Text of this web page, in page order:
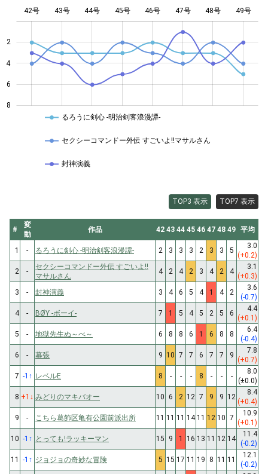
4
2
4
6
8
42号 43号 44号 45号 46号 47号 48号 49号
るろうに剣心 -明治剣客浪漫譚-
セクシーコマンドー外伝 すごいよ!!マサルさん
封神演義
TOP3 表示 TOP7 表示
#
変
動
作品 42 43 44 45 46 47 48 49 平均
1 - るろうに剣心 -明治剣客浪漫譚- 2 3 3 3 2 3 3 5
3.0
(+0.2)
2
-
セクシーコマンドー外伝 すごいよ!!
マサルさん
4 2 4 2 3 4 2 4
3.1
(+0.3)
3
- 封神演義 3 4 6 5 4 1 4 2
3.6
(-0.7)
4
- BØY -ボーイ- 7 1 5 4 5 2 5 6
4.4
(+0.1)
5
- 地獄先生ぬ～べ～ 6 8 8 6 1 6 8 8
6.4
(-0.4)
6
- 幕張 9 10 7 7 6 7 7 9
7.8
(+0.7)
7 -1 ↑ レベルE 8 - - - 8 - - -
8.0
(±0.0)
8 +1 ↓ みどりのマキバオー 10 6 2 12 7 9 9 12
8.4
(+0.4)
9
- こちら葛飾区亀有公園前派出所 11 11 11 14 11 12 10 7
10.9
(+0.1)
10 -1 ↑ とっても!ラッキーマン 15 9 1 16 13 11 12 14
11.4
(-0.2)
11
-1 ↑ ジョジョの奇妙な冒険 5 15 17 11 19 8 11 11
12.1
(-0.2)